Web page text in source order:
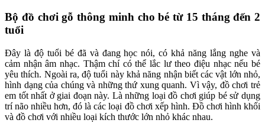
Bộ đồ chơi gỗ thông minh cho bé từ 15 tháng đến 2
tuổi
Đây là độ tuổi bé đã và đang học nói, có khả năng lắng nghe và
cảm nhận âm nhạc. Thậm chí có thể lắc lư theo điệu nhạc nếu bé
yêu thích. Ngoài ra, độ tuổi này khả năng nhận biết các vật lớn nhỏ,
hình dạng của chúng và những thứ xung quanh. Vì vậy, đồ chơi trẻ
em tốt nhất ở giai đoạn này. Là những loại đồ chơi giúp bé sử dụng
trí não nhiều hơn, đó là các loại đồ chơi xếp hình. Đồ chơi hình khối
và đồ chơi với nhiều loại kích thước lớn nhỏ khác nhau.